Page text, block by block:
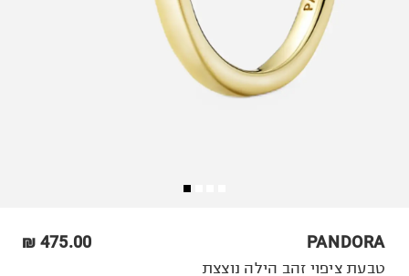
PANDORA
475.00 ₪
טבעת ציפוי זהב הילה נוצצת